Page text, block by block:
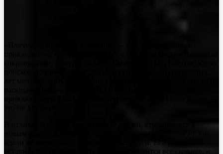
вдали от постоянных рисков и опасностей. Его решимость
оставить все приключения позади становится все сильнее, и